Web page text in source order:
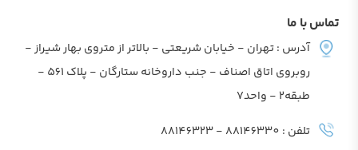
تماس با ما
آدرس : تهران - خیابان شریعتی - بالاتر از متروی بهار شیراز -
روبروی اتاق اصناف - جنب داروخانه ستارگان - پلاک 561 -
طبقه2 - واحد7
تلفن : 88146330 - 88146323